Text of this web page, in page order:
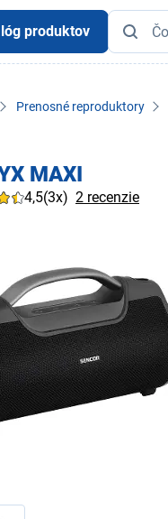
produktov
Prenosné reproduktory
MAXI
4,5(3x) 2 recenzie